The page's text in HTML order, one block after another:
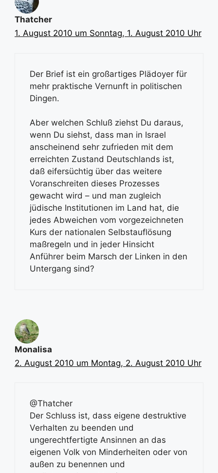
Thatcher
1. August 2010 um Sonntag, 1. August 2010 Uhr
Der Brief ist ein großartiges Plädoyer für
mehr praktische Vernunft in politischen
Dingen.
Aber welchen Schluß ziehst Du daraus,
wenn Du siehst, dass man in Israel
anscheinend sehr zufrieden mit dem
erreichten Zustand Deutschlands ist,
daß eifersüchtig über das weitere
Voranschreiten dieses Prozesses
gewacht wird – und man zugleich
jüdische Institutionen im Land hat, die
jedes Abweichen vom vorgezeichneten
Kurs der nationalen Selbstauflösung
maßregeln und in jeder Hinsicht
Anführer beim Marsch der Linken in den
Untergang sind?
Monalisa
2. August 2010 um Montag, 2. August 2010 Uhr
@Thatcher
Der Schluss ist, dass eigene destruktive
Verhalten zu beenden und
ungerechtfertigte Ansinnen an das
eigenen Volk von Minderheiten oder von
außen zu benennen und